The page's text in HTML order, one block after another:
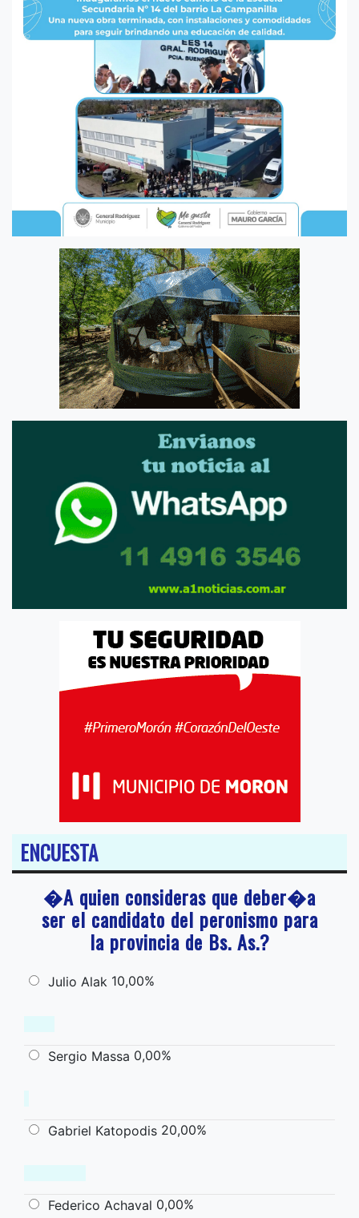
ENCUESTA
�A quien consideras que deber�a
ser el candidato del peronismo para
la provincia de Bs. As.?
Julio Alak 10,00%
Sergio Massa 0,00%
Gabriel Katopodis 20,00%
Federico Achaval 0,00%